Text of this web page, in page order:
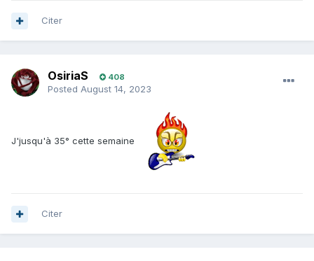
Citer
OsiriaS 408
Posted August 14, 2023
J'jusqu'à 35° cette semaine
Citer